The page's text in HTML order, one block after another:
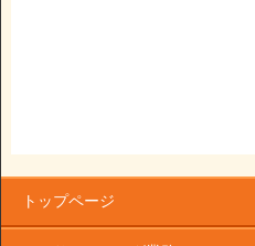
トップページ